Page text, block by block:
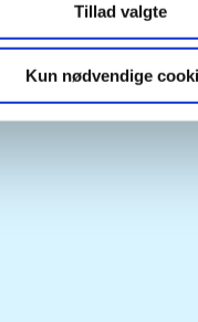
Tillad valgte
Kun nødvendige